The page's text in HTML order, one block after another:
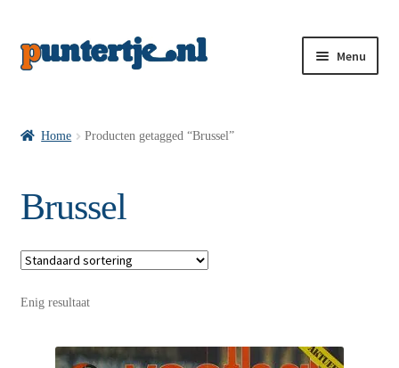
Menu
VI’s met Posters
Home Producten getagged “Brussel”
Brussel
Enig resultaat